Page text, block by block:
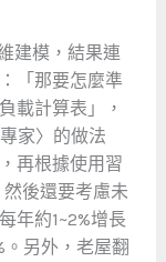
建模，結果連
「那要怎麼準
載計算表」，
家〉的做法
再根據使用習
後還要考慮未
年約1~2%增長
另外，老屋翻